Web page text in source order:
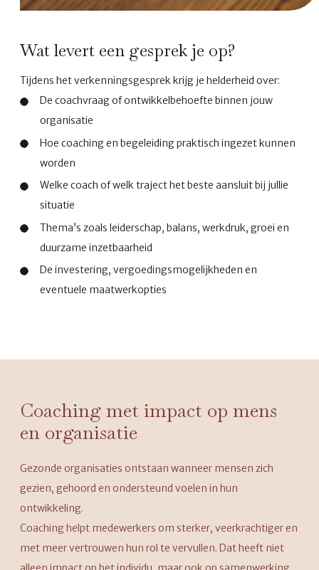
Wat levert een gesprek je op?
Tijdens het verkenningsgesprek krijg je helderheid over:
De coachvraag of ontwikkelbehoefte binnen jouw
organisatie
Hoe coaching en begeleiding praktisch ingezet kunnen
worden
Welke coach of welk traject het beste aansluit bij jullie
situatie
Thema’s zoals leiderschap, balans, werkdruk, groei en
duurzame inzetbaarheid
De investering, vergoedingsmogelijkheden en
eventuele maatwerkopties
Coaching met impact op mens
en organisatie
Gezonde organisaties ontstaan wanneer mensen zich
gezien, gehoord en ondersteund voelen in hun
ontwikkeling.
Coaching helpt medewerkers om sterker, veerkrachtiger en
met meer vertrouwen hun rol te vervullen. Dat heeft niet